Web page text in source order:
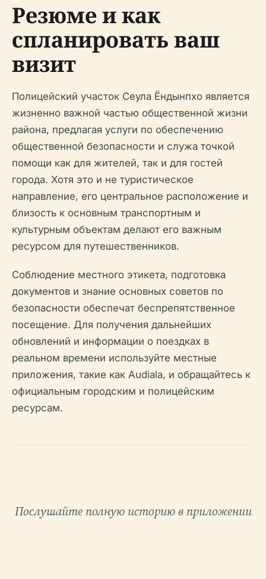
Резюме и как
спланировать ваш
визит
Полицейский участок Сеула Ёндынпхо является
жизненно важной частью общественной жизни
района, предлагая услуги по обеспечению
общественной безопасности и служа точкой
помощи как для жителей, так и для гостей
города. Хотя это и не туристическое
направление, его центральное расположение и
близость к основным транспортным и
культурным объектам делают его важным
ресурсом для путешественников.
Соблюдение местного этикета, подготовка
документов и знание основных советов по
безопасности обеспечат беспрепятственное
посещение. Для получения дальнейших
обновлений и информации о поездках в
реальном времени используйте местные
приложения, такие как Audiala, и обращайтесь к
официальным городским и полицейским
ресурсам.
Послушайте полную историю в приложении